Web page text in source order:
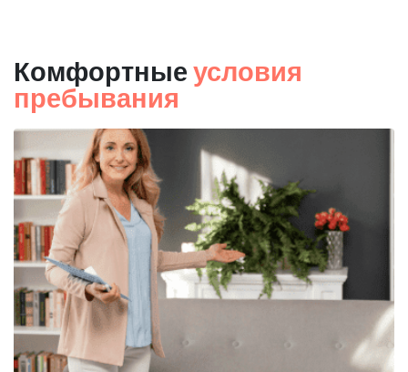
Комфортные условия
пребывания